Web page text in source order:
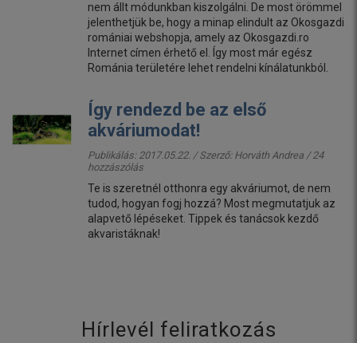
nem állt módunkban kiszolgálni. De most örömmel
jelenthetjük be, hogy a minap elindult az Okosgazdi
romániai webshopja, amely az Okosgazdi.ro
Internet címen érhető el. Így most már egész
Románia területére lehet rendelni kínálatunkból.
Így rendezd be az első
akváriumodat!
Publikálás: 2017.05.22. / Szerző: Horváth Andrea / 24
hozzászólás
Te is szeretnél otthonra egy akváriumot, de nem
tudod, hogyan fogj hozzá? Most megmutatjuk az
alapvető lépéseket. Tippek és tanácsok kezdő
akvaristáknak!
Hírlevél feliratkozás